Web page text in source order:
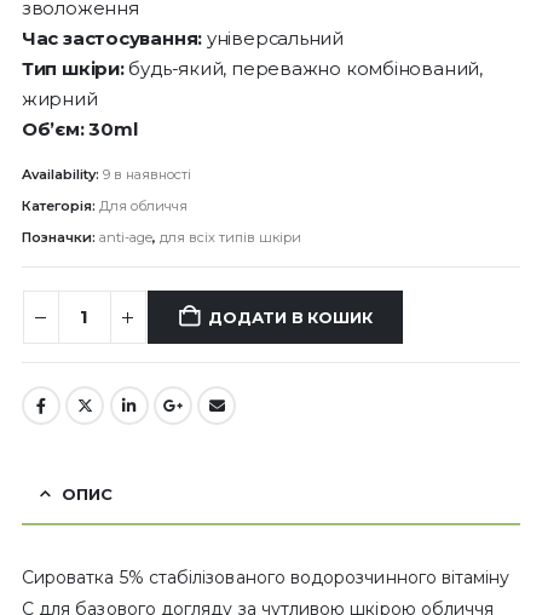
зволоження
Час застосування: універсальний
Тип шкіри:будь-який, переважно комбінований,
жирний
Об’єм: 30ml
Availability: 9 в наявності
Категорія: Для обличчя
Позначки: anti-age, для всіх типів шкіри
ДОДАТИ В КОШИК
ОПИС
Сироватка 5% стабілізованого водорозчинного вітаміну
С для базового догляду за чутливою шкірою обличчя